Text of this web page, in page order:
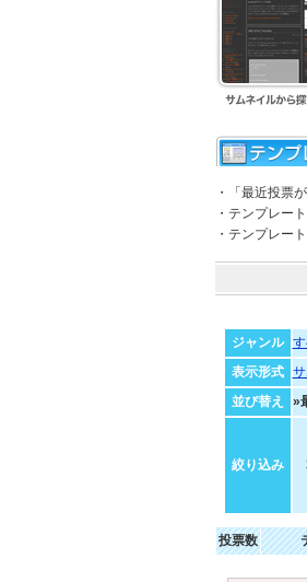
・「最近投票
・テンプレー
・テンプレー
ジャンル
表示形式
並び替え
»
絞り込み
投票数